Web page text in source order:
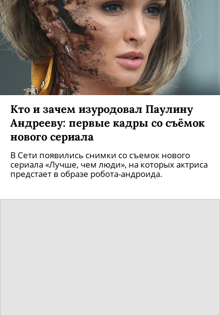
Кто и зачем изуродовал Паулину
Андрееву: первые кадры со съёмок
нового сериала
В Сети появились снимки со съемок нового
сериала «Лучше, чем люди», на которых актриса
предстает в образе робота-андроида.